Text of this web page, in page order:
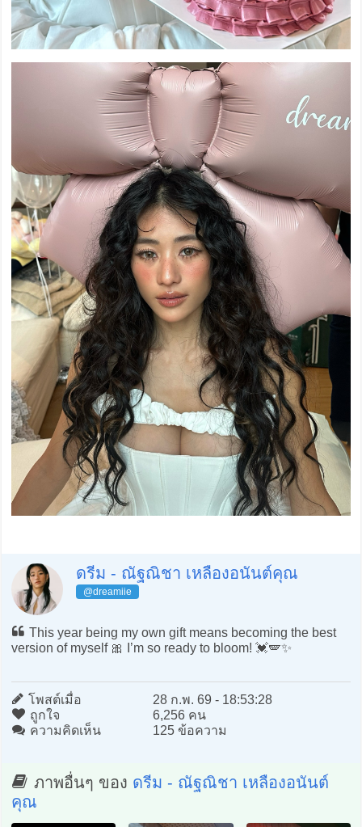
ดรีม - ณัฐณิชา เหลืองอนันต์คุณ
@dreamiie
This year being my own gift means becoming the best
version of myself 🎀 I’m so ready to bloom! 💓🪽✨
โพสต์เมื่อ
28 ก.พ. 69 - 18:53:28
ถูกใจ
6,256 คน
ความคิดเห็น
125 ข้อความ
ภาพอื่นๆ ของ ดรีม - ณัฐณิชา เหลืองอนันต์
คุณ